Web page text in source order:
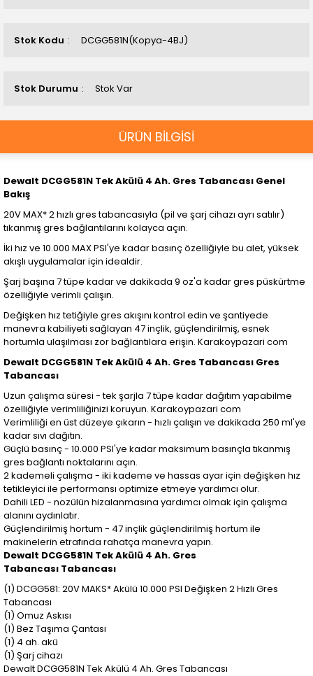
Stok Kodu DCGG581N(Kopya-4BJ)
Stok Durumu Stok Var
ÜRÜN BİLGİSİ
Dewalt DCGG581N Tek Akülü 4 Ah. Gres Tabancası Genel
Bakış
20V MAX* 2 hızlı gres tabancasıyla (pil ve şarj cihazı ayrı satılır)
tıkanmış gres bağlantılarını kolayca açın.
İki hız ve 10.000 MAX PSI'ye kadar basınç özelliğiyle bu alet, yüksek
akışlı uygulamalar için idealdir.
Şarj başına 7 tüpe kadar ve dakikada 9 oz'a kadar gres püskürtme
özelliğiyle verimli çalışın.
Değişken hız tetiğiyle gres akışını kontrol edin ve şantiyede
manevra kabiliyeti sağlayan 47 inçlik, güçlendirilmiş, esnek
hortumla ulaşılması zor bağlantılara erişin. Karakoypazari com
Dewalt DCGG581N Tek Akülü 4 Ah. Gres Tabancası Gres
Tabancası
Uzun çalışma süresi - tek şarjla 7 tüpe kadar dağıtım yapabilme
özelliğiyle verimliliğinizi koruyun. Karakoypazari com
Verimliliği en üst düzeye çıkarın - hızlı çalışın ve dakikada 250 ml'ye
kadar sıvı dağıtın.
Güçlü basınç - 10.000 PSI'ye kadar maksimum basınçla tıkanmış
gres bağlantı noktalarını açın.
2 kademeli çalışma - iki kademe ve hassas ayar için değişken hız
tetikleyici ile performansı optimize etmeye yardımcı olur.
Dahili LED - nozülün hizalanmasına yardımcı olmak için çalışma
alanını aydınlatır.
Güçlendirilmiş hortum - 47 inçlik güçlendirilmiş hortum ile
makinelerin etrafında rahatça manevra yapın.
Dewalt DCGG581N Tek Akülü 4 Ah. Gres
Tabancası Tabancası
(1) DCGG581: 20V MAKS* Akülü 10.000 PSI Değişken 2 Hızlı Gres
Tabancası
(1) Omuz Askısı
(1) Bez Taşıma Çantası
(1) 4 ah. akü
(1) Şarj cihazı
Dewalt DCGG581N Tek Akülü 4 Ah. Gres Tabancası